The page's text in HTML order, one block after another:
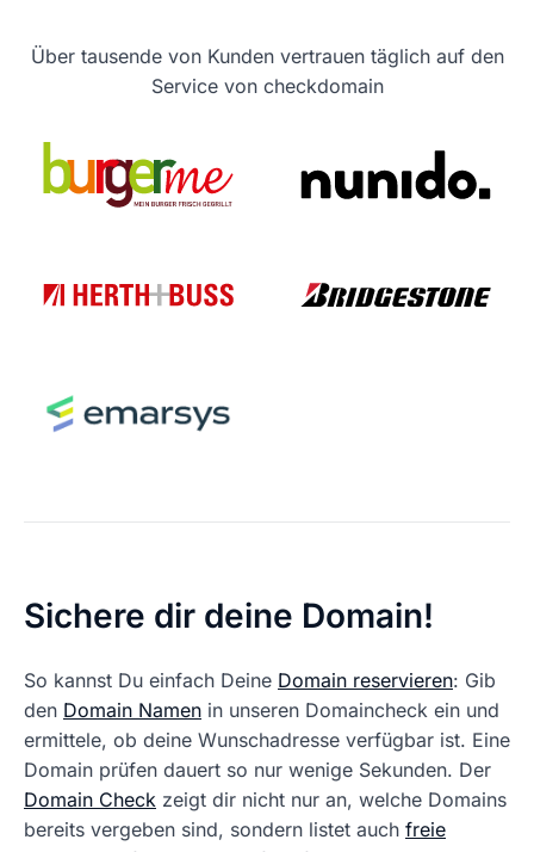
Über tausende von Kunden vertrauen täglich auf den
Service von checkdomain
Sichere dir deine Domain!
So kannst Du einfach Deine Domain reservieren: Gib
den Domain Namen in unseren Domaincheck ein und
ermittele, ob deine Wunschadresse verfügbar ist. Eine
Domain prüfen dauert so nur wenige Sekunden. Der
Domain Check zeigt dir nicht nur an, welche Domains
bereits vergeben sind, sondern listet auch freie